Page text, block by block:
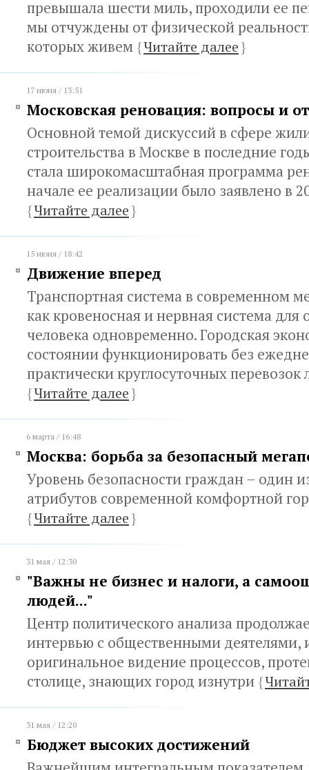
превышала шести миль, проходили ее
мы отчуждены от физической
которых живем {Читайте далее}
17 июня / 13:51
Московская реновация: вопросы и
Основной темой дискуссий в сфере
строительства в Москве в последние
стала широкомасштабная программа
начале ее реализации было заявлено в
{Читайте далее}
15 июня / 18:42
Движение вперед
Транспортная система в современном
как кровеносная и нервная система для
человека одновременно. Городская
состоянии функционировать без
практически круглосуточных перевозок
{Читайте далее}
6 марта / 16:48
Москва: борьба за безопасный
Уровень безопасности граждан – один
атрибутов современной комфортной
{Читайте далее}
31 мая / 12:30
"Важны не бизнес и налоги, а
людей..."
Центр политического анализа
интервью с общественными
оригинальное видение процессов,
столице, знающих город изнутри {
31 мая / 12:20
Бюджет высоких достижений